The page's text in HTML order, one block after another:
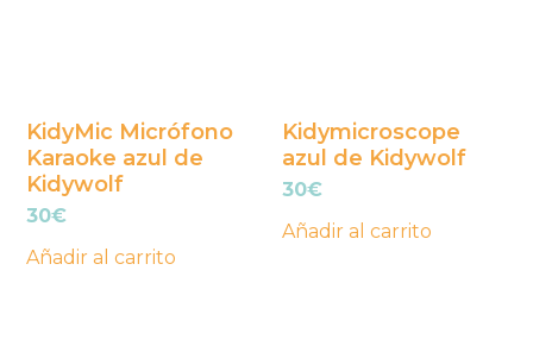
KidyMic Micrófono
Karaoke azul de
Kidywolf
30€
Añadir al carrito
Kidymicroscope
azul de Kidywolf
30€
Añadir al carrito